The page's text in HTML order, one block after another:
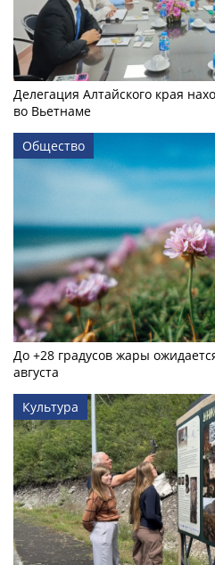
Делегация Алтайского края
во Вьетнаме
Общество
До +28 градусов жары
августа
Культура